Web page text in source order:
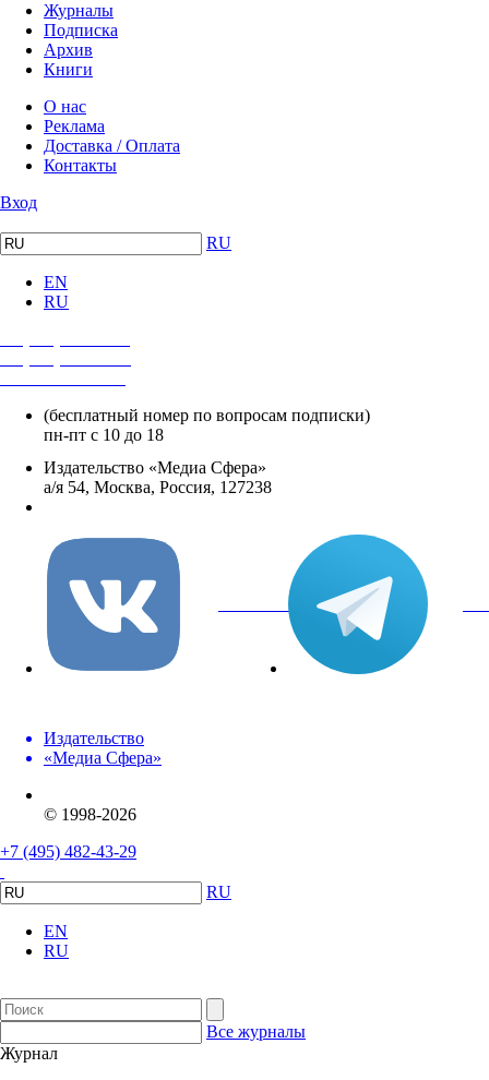
Журналы
Подписка
Архив
Книги
О нас
Реклама
Доставка / Оплата
Контакты
Вход
RU
EN
RU
(бесплатный номер по вопросам подписки)
пн-пт с 10 до 18
Издательство «Медиа Сфера»
а/я 54, Москва, Россия, 127238
вКонтакте
Издательство
«Медиа Сфера»
© 1998-2026
+7 (495) 482-43-29
RU
EN
RU
Все журналы
Журнал